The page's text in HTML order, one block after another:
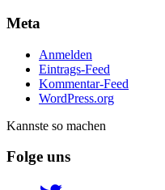
Meta
Anmelden
Eintrags-Feed
Kommentar-Feed
WordPress.org
Kannste so machen
Folge uns